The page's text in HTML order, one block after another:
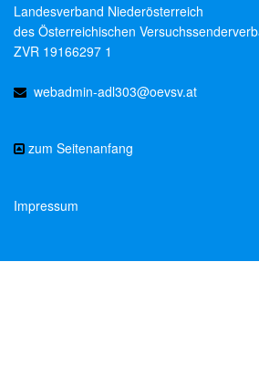
Landesverband Niederösterreich
des Österreichischen
ZVR 19166297 1
webadmin-adl303@oevsv.at
zum Seitenanfang
Impressum